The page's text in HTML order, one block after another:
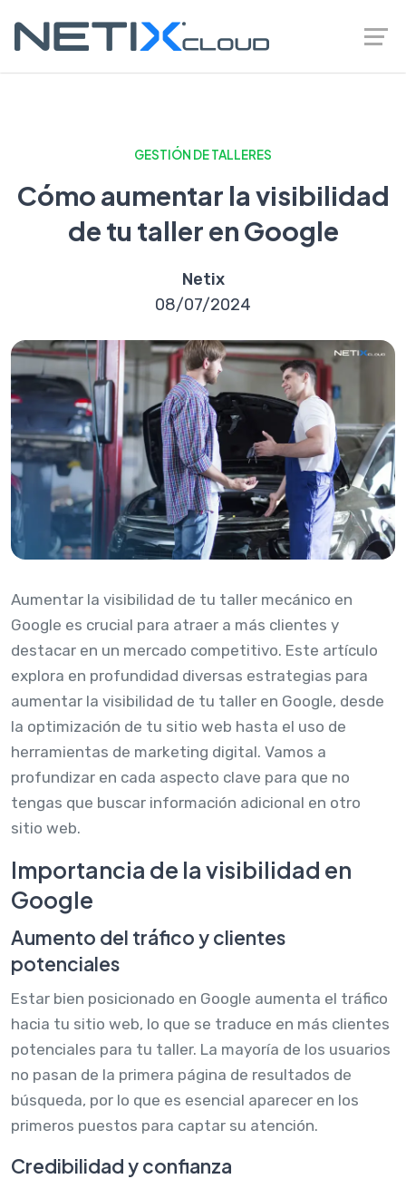
GESTIÓN DE TALLERES
Cómo aumentar la visibilidad
de tu taller en Google
Netix
08/07/2024
Aumentar la visibilidad de tu taller mecánico en
Google es crucial para atraer a más clientes y
destacar en un mercado competitivo. Este artículo
explora en profundidad diversas estrategias para
aumentar la visibilidad de tu taller en Google, desde
la optimización de tu sitio web hasta el uso de
herramientas de marketing digital. Vamos a
profundizar en cada aspecto clave para que no
tengas que buscar información adicional en otro
sitio web.
Importancia de la visibilidad en
Google
Aumento del tráfico y clientes
potenciales
Estar bien posicionado en Google aumenta el tráfico
hacia tu sitio web, lo que se traduce en más clientes
potenciales para tu taller. La mayoría de los usuarios
no pasan de la primera página de resultados de
búsqueda, por lo que es esencial aparecer en los
primeros puestos para captar su atención.
Credibilidad y confianza